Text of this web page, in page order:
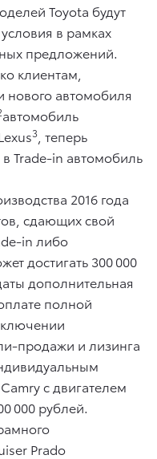
Toyota будут
в рамках
предложений.
клиентам,
нового автомобиля
автомобиль
3 , теперь
Trade-in автомобиль
2016 года
сдающих свой
in либо
достигать 300 000
дополнительная
полной
продажи и лизинга
с двигателем
000 рублей.
Prado